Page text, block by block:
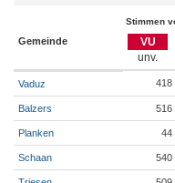
Stimmen
Gemeinde VU
Vaduz 418
Balzers 516
Planken 44
Schaan 540